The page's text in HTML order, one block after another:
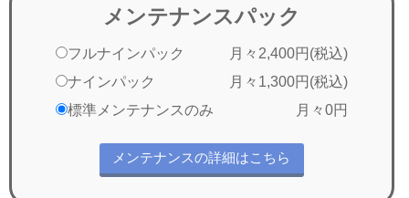
メンテナンスパック
フルナインパック
月々2,400円(税込)
ナインパック
月々1,300円(税込)
標準メンテナンスのみ
月々0円
メンテナンスの詳細はこちら